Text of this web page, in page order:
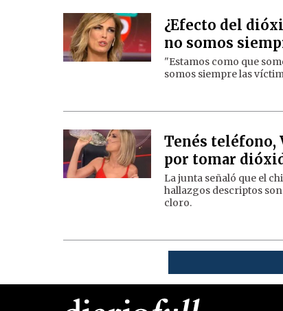
¿Efecto del
no somos
"Estamos como que
somos siempre las
Tenés teléfono,
por tomar
La junta señaló que el
hallazgos descriptos
cloro.